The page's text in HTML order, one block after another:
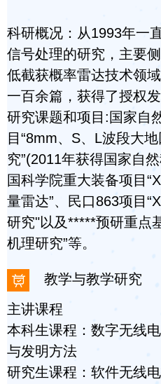
科研概况：从1993年一
信号处理的研究，主要
低截获概率雷达技术领
一百余篇，获得了授权
研究课题和项目:国家自
目“8mm、S、L波段大
究”(2011年获得国家自
国科学院重大装备项目
量雷达”、民口863项目
研究"以及*****预研重点
机理研究”等。
教学与教学研究
主讲课程
本科生课程：数字无线
与发明方法
研究生课程：软件无线